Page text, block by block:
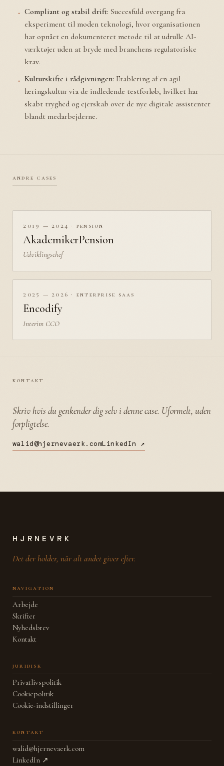
Compliant og stabil drift: Succesfuld overgang fra
eksperiment til moden teknologi, hvor organisationen
har opnået en dokumenteret metode til at udrulle AI-
værktøjer uden at bryde med branchens regulatoriske
krav.
Kulturskifte i rådgivningen: Etablering af en agil
læringskultur via de indledende testforløb, hvilket har
skabt tryghed og ejerskab over de nye digitale assistenter
blandt medarbejderne.
andre cases
2019 — 2024 · pension
AkademikerPension
Udviklingschef
2025 — 2026 · enterprise saas
Encodify
Interim CCO
kontakt
Skriv hvis du genkender dig selv i denne case. Uformelt, uden
forpligtelse.
walid@hjernevaerk.comLinkedIn ↗
HJRNEVRK
Det der holder, når alt andet giver efter.
navigation
Arbejde
Skrifter
Nyhedsbrev
Kontakt
juridisk
Privatlivspolitik
Cookiepolitik
Cookie-indstillinger
kontakt
walid@hjernevaerk.com
LinkedIn ↗